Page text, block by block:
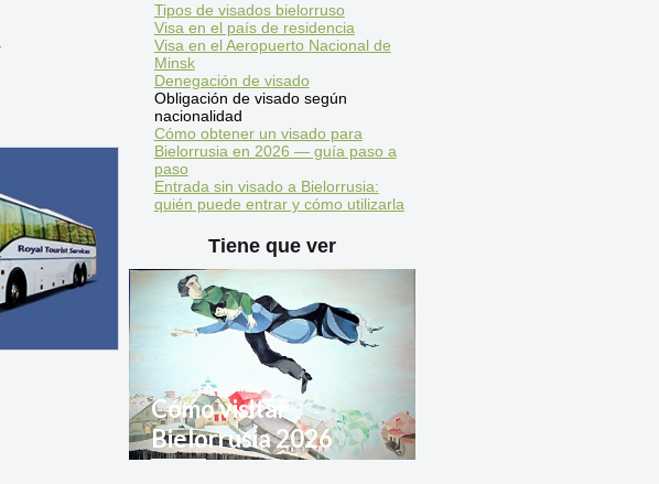
Tipos de visados bielorruso
Visa en el país de residencia
Visa en el Aeropuerto Nacional de
Minsk
Denegación de visado
Obligación de visado según
nacionalidad
Cómo obtener un visado para
Bielorrusia en 2026 — guía paso a
paso
Entrada sin visado a Bielorrusia:
quién puede entrar y cómo utilizarla
Tiene que ver
Cómo visitar
Bielorrusia 2026